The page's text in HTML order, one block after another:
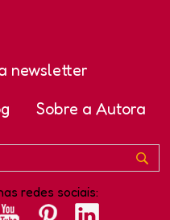
newsletter
Sobre a Autora
redes sociais: